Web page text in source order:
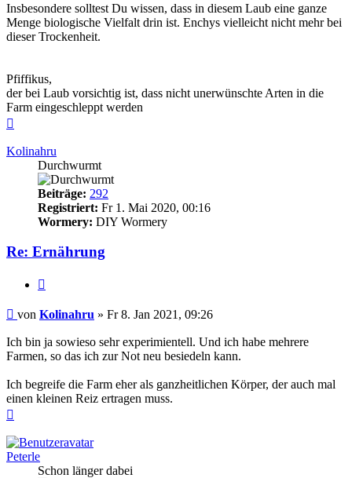
Insbesondere solltest Du wissen, dass in diesem Laub eine ganze
Menge biologische Vielfalt drin ist. Enchys vielleicht nicht mehr bei
dieser Trockenheit.
Pfiffikus,
der bei Laub vorsichtig ist, dass nicht unerwünschte Arten in die
Farm eingeschleppt werden
Kolinahru
Durchwurmt
Beiträge: 292
Registriert: Fr 1. Mai 2020, 00:16
Wormery: DIY Wormery
Re: Ernährung
Beitrag
von Kolinahru » Fr 8. Jan 2021, 09:26
Ich bin ja sowieso sehr experimientell. Und ich habe mehrere
Farmen, so das ich zur Not neu besiedeln kann.
Ich begreife die Farm eher als ganzheitlichen Körper, der auch mal
einen kleinen Reiz ertragen muss.
Peterle
Schon länger dabei